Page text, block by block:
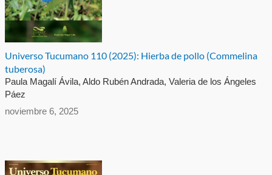
Universo Tucumano 110 (2025): Hierba de pollo (Commelina
tuberosa)
Paula Magalí Ávila, Aldo Rubén Andrada, Valeria de los Ángeles
Páez
noviembre 6, 2025